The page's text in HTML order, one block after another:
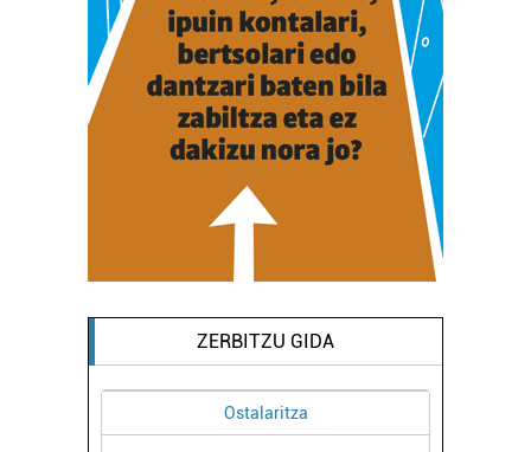
ZERBITZU GIDA
Ostalaritza